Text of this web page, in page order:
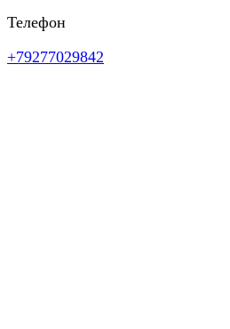
Телефон
+79277029842